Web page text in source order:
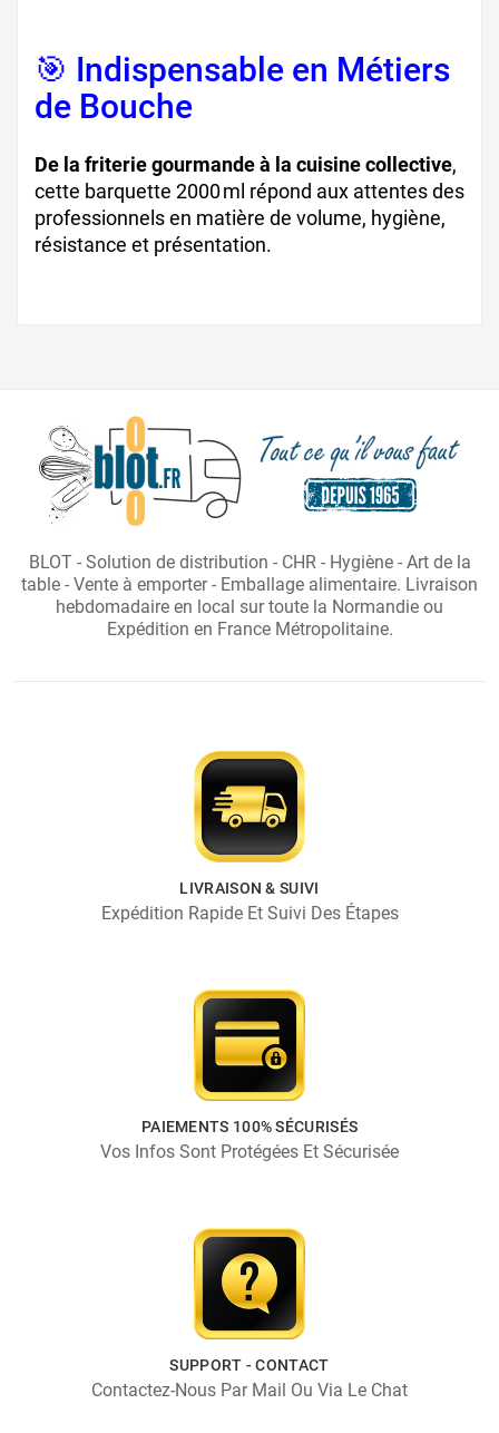
🎯 Indispensable en Métiers
de Bouche
De la friterie gourmande à la cuisine collective,
cette barquette 2000 ml répond aux attentes des
professionnels en matière de volume, hygiène,
résistance et présentation.
BLOT - Solution de distribution - CHR - Hygiène - Art de la
table - Vente à emporter - Emballage alimentaire. Livraison
hebdomadaire en local sur toute la Normandie ou
Expédition en France Métropolitaine.
LIVRAISON & SUIVI
Expédition Rapide Et Suivi Des Étapes
PAIEMENTS 100% SÉCURISÉS
Vos Infos Sont Protégées Et Sécurisée
SUPPORT - CONTACT
Contactez-Nous Par Mail Ou Via Le Chat